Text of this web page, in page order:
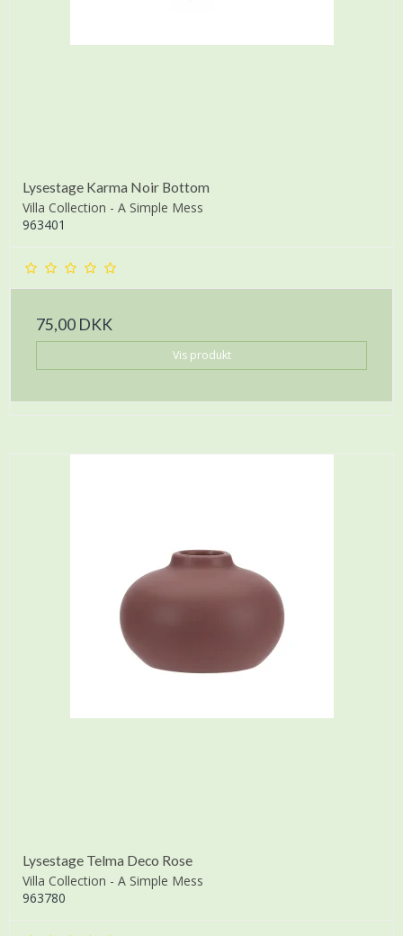
Lysestage Karma Noir Bottom
Villa Collection - A Simple Mess
963401
75,00 DKK
Vis produkt
Lysestage Telma Deco Rose
Villa Collection - A Simple Mess
963780